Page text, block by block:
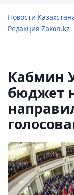
Новости
Редакция Zakon.kz
Кабмин
бюджет